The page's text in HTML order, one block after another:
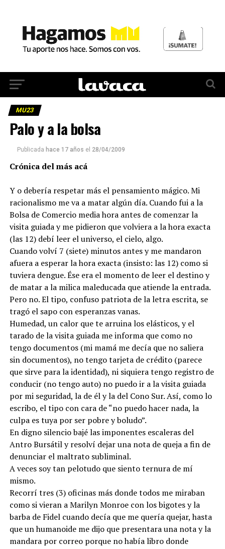
MU23
Palo y a la bolsa
Publicada hace 17 años el 28/04/2009
Crónica del más acá
Y o debería respetar más el pensamiento mágico. Mi
racionalismo me va a matar algún día. Cuando fui a la
Bolsa de Comercio media hora antes de comenzar la
visita guiada y me pidieron que volviera a la hora exacta
(las 12) debí leer el universo, el cielo, algo.
Cuando volví 7 (siete) minutos antes y me mandaron
afuera a esperar la hora exacta (insisto: las 12) como si
tuviera dengue. Ése era el momento de leer el destino y
de matar a la milica maleducada que atiende la entrada.
Pero no. El tipo, confuso patriota de la letra escrita, se
tragó el sapo con esperanzas vanas.
Humedad, un calor que te arruina los elásticos, y el
tarado de la visita guiada me informa que como no
tengo documentos (mi mamá me decía que no saliera
sin documentos), no tengo tarjeta de crédito (parece
que sirve para la identidad), ni siquiera tengo registro de
conducir (no tengo auto) no puedo ir a la visita guiada
por mi seguridad, la de él y la del Cono Sur. Así, como lo
escribo, el tipo con cara de “no puedo hacer nada, la
culpa es tuya por ser pobre y boludo”.
En digno silencio bajé las imponentes escaleras del
Antro Bursátil y resolví dejar una nota de queja a fin de
denunciar el maltrato subliminal.
A veces soy tan pelotudo que siento ternura de mí
mismo.
Recorrí tres (3) oficinas más donde todos me miraban
como si vieran a Marilyn Monroe con los bigotes y la
barba de Fidel cuando decía que me quería quejar, hasta
que un humanoide me dijo que presentara una nota y la
mandara por correo porque no había libro donde